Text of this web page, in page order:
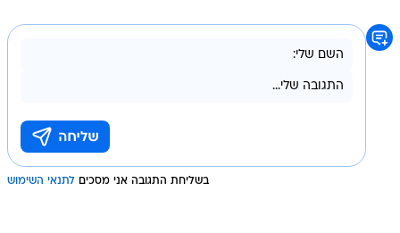
בשליחת התגובה אני מסכים לתנאי השימוש